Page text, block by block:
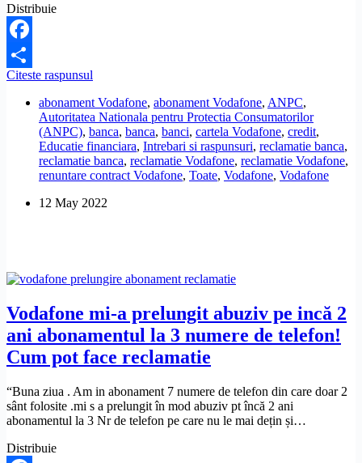
Distribuie
Facebook
Share
Citeste raspunsul
a
facut
abonament
fara
acordul
meu
portare
Unde
sa-
i
reclam?
abonament Vodafone, abonament Vodafone, ANPC,
Autoritatea Nationala pentru Protectia Consumatorilor
(ANPC), banca, banca, banci, cartela Vodafone, credit,
Educatie financiara, Intrebari si raspunsuri, reclamatie banca,
reclamatie banca, reclamatie Vodafone, reclamatie Vodafone,
renuntare contract Vodafone, Toate, Vodafone, Vodafone
12 May 2022
Vodafone mi-a prelungit abuziv pe incă 2
ani abonamentul la 3 numere de telefon!
Cum pot face reclamatie
“Buna ziua . Am in abonament 7 numere de telefon din care doar 2
sânt folosite .mi s a prelungit în mod abuziv pt încă 2 ani
abonamentul la 3 Nr de telefon pe care nu le mai dețin și…
Distribuie